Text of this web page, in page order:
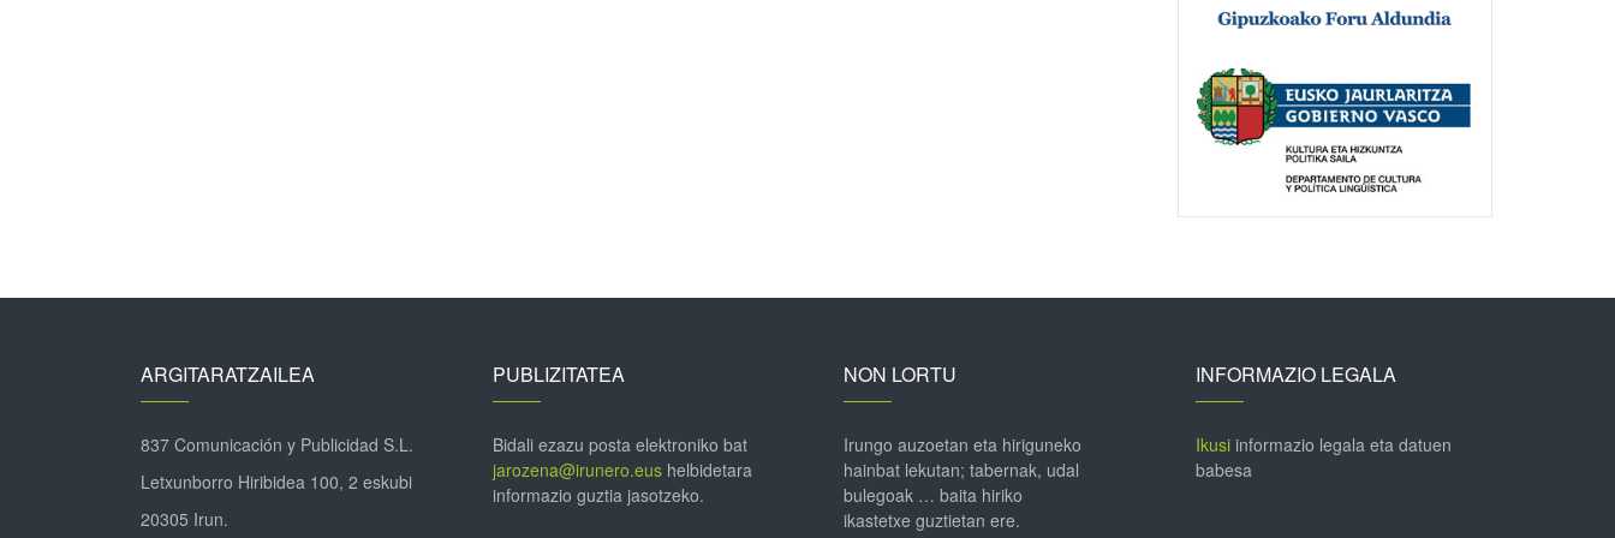
ARGITARATZAILEA
837 Comunicación y Publicidad S.L.
Letxunborro Hiribidea 100, 2 eskubi
20305 Irun.
PUBLIZITATEA
Bidali ezazu posta elektroniko bat
jarozena@irunero.eushelbidetara
informazio guztia jasotzeko.
NON LORTU
Irungo auzoetan eta hiriguneko
hainbat lekutan; tabernak, udal
bulegoak … baita hiriko
ikastetxe guztietan ere.
INFORMAZIO LEGALA
Ikusiinformazio legala eta datuen
babesa